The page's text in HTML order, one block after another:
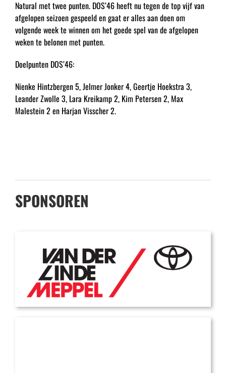
Natural met twee punten. DOS’46 heeft nu tegen de top vijf van
afgelopen seizoen gespeeld en gaat er alles aan doen om
volgende week te winnen om het goede spel van de afgelopen
weken te belonen met punten.
Doelpunten DOS’46:
Nienke Hintzbergen 5, Jelmer Jonker 4, Geertje Hoekstra 3,
Leander Zwolle 3, Lara Kreikamp 2, Kim Petersen 2, Max
Malestein 2 en Harjan Visscher 2.
SPONSOREN